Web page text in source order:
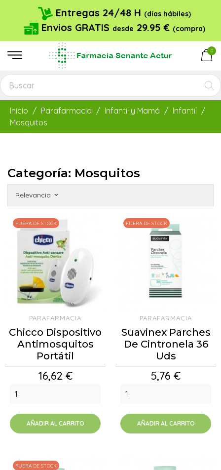
Entregas 24/48 H (días hábiles)
Envios GRATIS desde 29.95 € (compra)
0
Inicio Parafarmacia Infantil y Mamá
Infantil
Mosquitos
Categoría: Mosquitos
Relevancia keyboard_arrow_down
PARAFARMACIA
Chicco Dispositivo
Antimosquitos
Portátil
Precio
16,62 €
AÑADIR AL CARRITO
FUERA DE STOCK
PARAFARMACIA
Suavinex Parches
De Cintronela 36
Uds
Precio
5,76 €
AÑADIR AL CARRITO
FUERA DE STOCK
FUERA DE STOCK